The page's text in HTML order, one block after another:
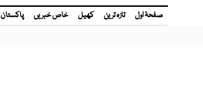
صفحۂ اول تازہ ترین کھیل خاص خبریں پاکستان